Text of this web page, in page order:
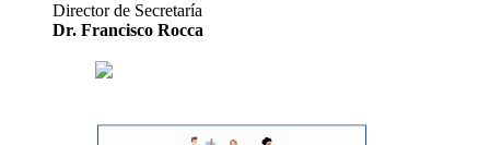
Director de Secretaría
Dr. Francisco Rocca